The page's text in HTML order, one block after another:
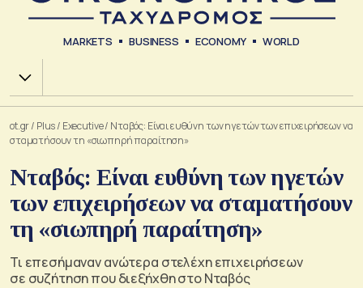
MARKETS BUSINESS ECONOMY WORLD
Χ.Α.
ot.gr/ Plus/ Executive/ Νταβός: Είναι ευθύνη των ηγετών των επιχειρήσεων να
σταματήσουν τη «σιωπηρή παραίτηση»
Νταβός: Είναι ευθύνη των ηγετών
των επιχειρήσεων να σταματήσουν
τη «σιωπηρή παραίτηση»
Τι επεσήμαναν ανώτερα στελέχη επιχειρήσεων
σε συζήτηση που διεξήχθη στο Νταβός